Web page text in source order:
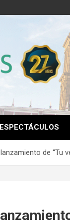
ESPECTÁCULOS
de “Tu